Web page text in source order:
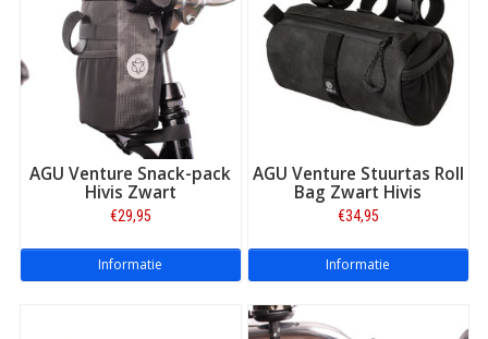
AGU Venture Snack-pack
Hivis Zwart
€29,95
Informatie
AGU Venture Stuurtas Roll
Bag Zwart Hivis
€34,95
Informatie